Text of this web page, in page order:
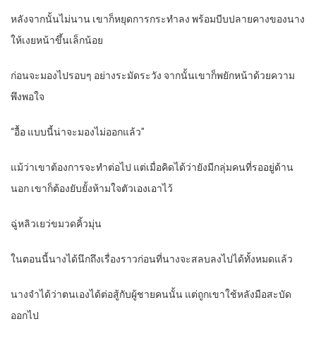
หลังจากนั้นไม่นาน เขาก็หยุดการกระทำลง พร้อมบีบปลายคางของนาง
ให้เงยหน้าขึ้นเล็กน้อย
ก่อนจะมองไปรอบๆ อย่างระมัดระวัง จากนั้นเขาก็พยักหน้าด้วยความ
พึงพอใจ
“อื้อ แบบนี้น่าจะมองไม่ออกแล้ว”
แม้ว่าเขาต้องการจะทำต่อไป แต่เมื่อคิดได้ว่ายังมีกลุ่มคนที่รออยู่ด้าน
นอก เขาก็ต้องยับยั้งห้ามใจตัวเองเอาไว้
ฉู่หลิวเยว่ขมวดคิ้วมุ่น
ในตอนนี้นางได้นึกถึงเรื่องราวก่อนที่นางจะสลบลงไปได้ทั้งหมดแล้ว
นางจำได้ว่าตนเองได้ต่อสู้กับผู้ชายคนนั้น แต่ถูกเขาใช้หลังมือสะบัด
ออกไป